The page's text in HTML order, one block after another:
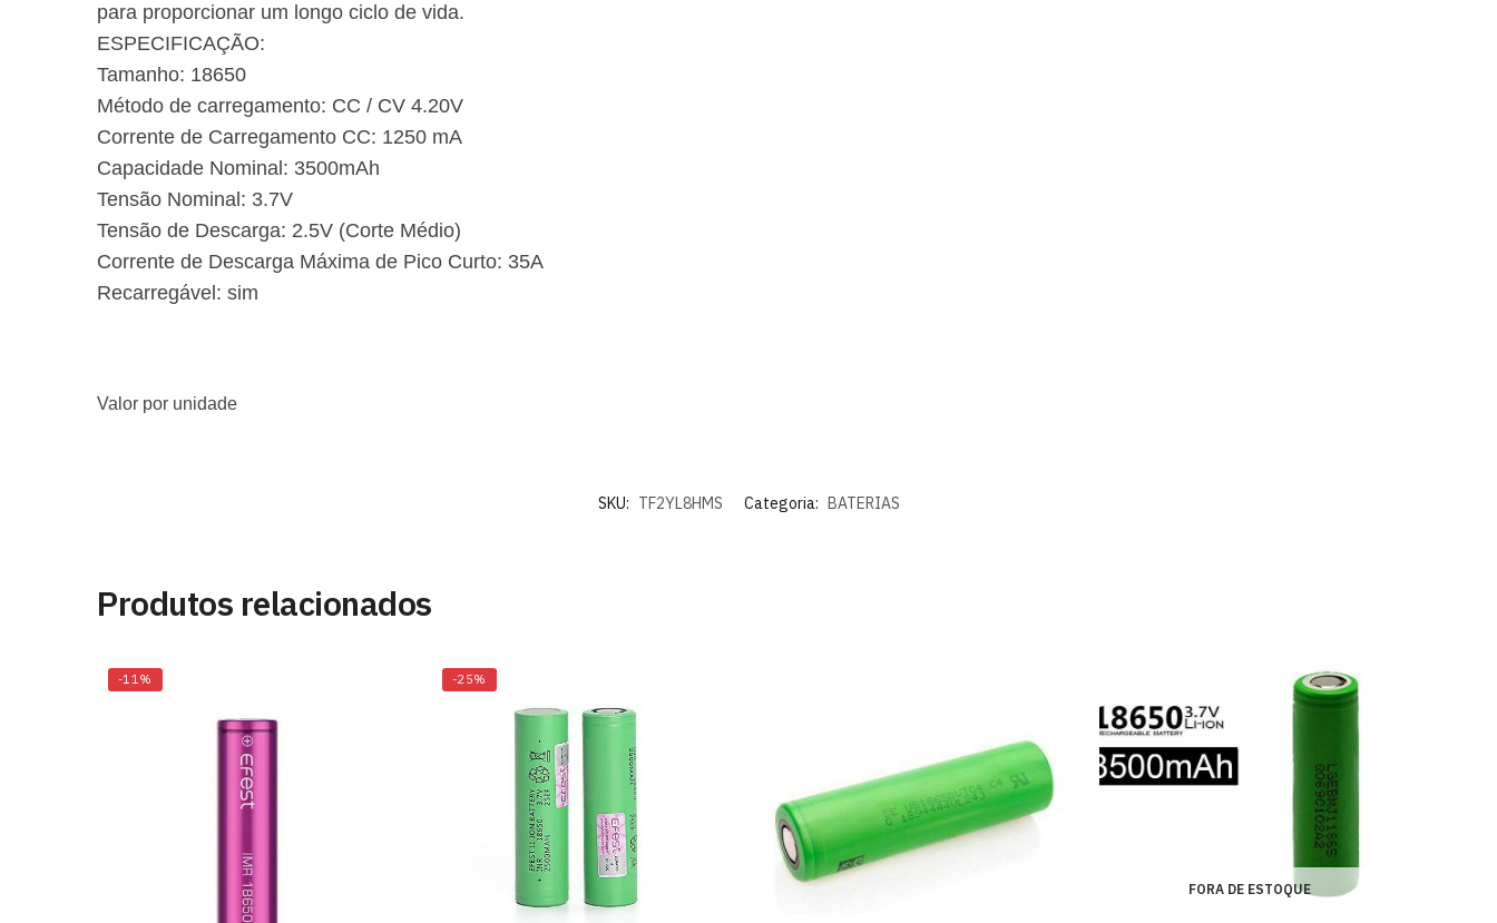
para proporcionar um longo ciclo de vida.
ESPECIFICAÇÃO:
Tamanho: 18650
Método de carregamento: CC / CV 4.20V
Corrente de Carregamento CC: 1250 mA
Capacidade Nominal: 3500mAh
Tensão Nominal: 3.7V
Tensão de Descarga: 2.5V (Corte Médio)
Corrente de Descarga Máxima de Pico Curto: 35A
Recarregável: sim
Valor por unidade
SKU: TF2YL8HMS Categoria: BATERIAS
Produtos relacionados
-11% -25%
FORA DE ESTOQUE